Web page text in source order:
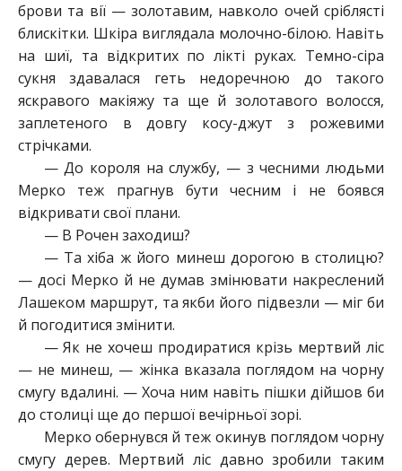
брови та вії — золотавим, навколо очей сріблясті
блискітки. Шкіра виглядала молочно-білою. Навіть
на шиї, та відкритих по лікті руках. Темно-сіра
сукня здавалася геть недоречною до такого
яскравого макіяжу та ще й золотавого волосся,
заплетеного в довгу косу-джут з рожевими
стрічками.
— До короля на службу, — з чесними людьми
Мерко теж прагнув бути чесним і не боявся
відкривати свої плани.
— В Рочен заходиш?
— Та хіба ж його минеш дорогою в столицю?
— досі Мерко й не думав змінювати накреслений
Лашеком маршрут, та якби його підвезли — міг би
й погодитися змінити.
— Як не хочеш продиратися крізь мертвий ліс
— не минеш, — жінка вказала поглядом на чорну
смугу вдалині. — Хоча ним навіть пішки дійшов би
до столиці ще до першої вечірньої зорі.
Мерко обернувся й теж окинув поглядом чорну
смугу дерев. Мертвий ліс давно зробили таким